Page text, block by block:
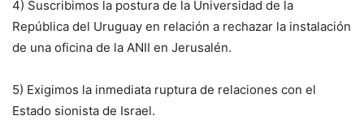
4) Suscribimos la postura de la Universidad de la
República del Uruguay en relación a rechazar la instalación
de una oficina de la ANII en Jerusalén.
5) Exigimos la inmediata ruptura de relaciones con el
Estado sionista de Israel.